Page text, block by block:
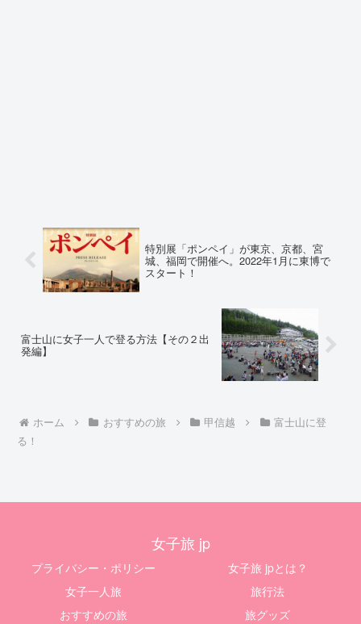
特別展「ポンペイ」が東京、京都、宮
城、福岡で開催へ。2022年1月に東博で
スタート！
富士山に女子一人で登る方法【その２出
発編】
ホーム おすすめの旅 甲信越
富士山に登
る！
女子旅 jp
プライバシー・ポリシー
女子旅 jpとは？
女子一人旅
旅行法
おすすめの旅
旅グッズ